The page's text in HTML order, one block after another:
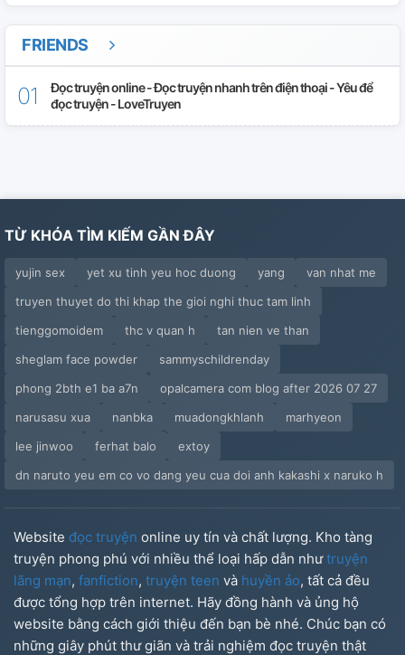
FRIENDS
Đọc truyện online - Đọc truyện nhanh trên điện thoại - Yêu để
đọc truyện - LoveTruyen
TỪ KHÓA TÌM KIẾM GẦN ĐÂY
yujin sex yet xu tinh yeu hoc duong yang
van nhat me
truyen thuyet do thi khap the gioi nghi thuc tam linh
tienggomoidem
thc v quan h
tan nien ve than
sheglam face powder
sammyschildrenday
phong 2bth e1 ba a7n
opalcamera com blog after 2026 07 27
narusasu xua
nanbka muadongkhlanh
marhyeon
lee jinwoo
ferhat balo
extoy
dn naruto yeu em co vo dang yeu cua doi anh kakashi x naruko h
Website đọc truyện online uy tín và chất lượng. Kho tàng
truyện phong phú với nhiều thể loại hấp dẫn nhưtruyện
lãng mạn, fanfiction, truyện teen và huyền ảo, tất cả đều
được tổng hợp trên internet. Hãy đồng hành và ủng hộ
website bằng cách giới thiệu đến bạn bè nhé. Chúc bạn có
những giây phút thư giãn và trải nghiệm đọc truyện thật